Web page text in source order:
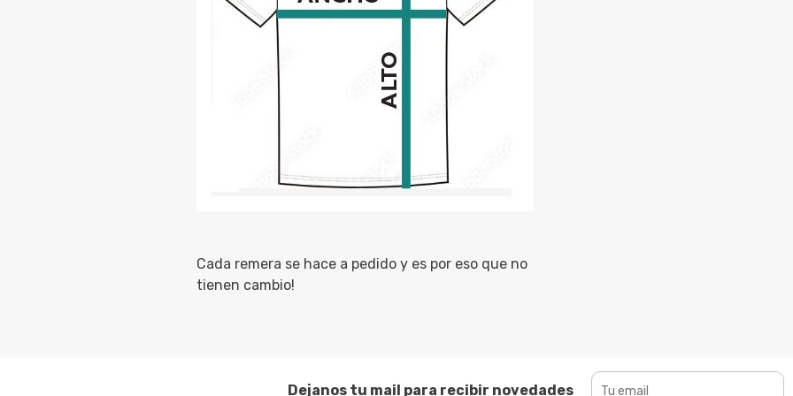
Cada remera se hace a pedido y es por eso que no
tienen cambio!
Dejanos tu mail para recibir novedades